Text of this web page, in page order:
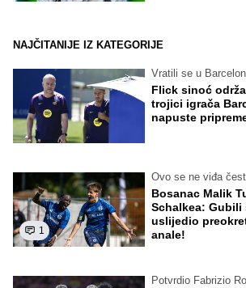
NAJČITANIJE IZ KATEGORIJE
Vratili se u
Flick sinoć
trojici igrača
napuste
1
Ovo se ne viđa
Bosanac Malik
Schalkea: Gubili
uslijedio
anale!
Potvrdio Fabrizio